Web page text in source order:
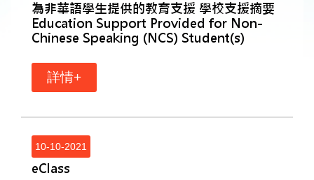
為非華語學生提供的教育支援 學校支援摘要
Education Support Provided for Non-
Chinese Speaking (NCS) Student(s)
詳情+
10-10-2021
eClass